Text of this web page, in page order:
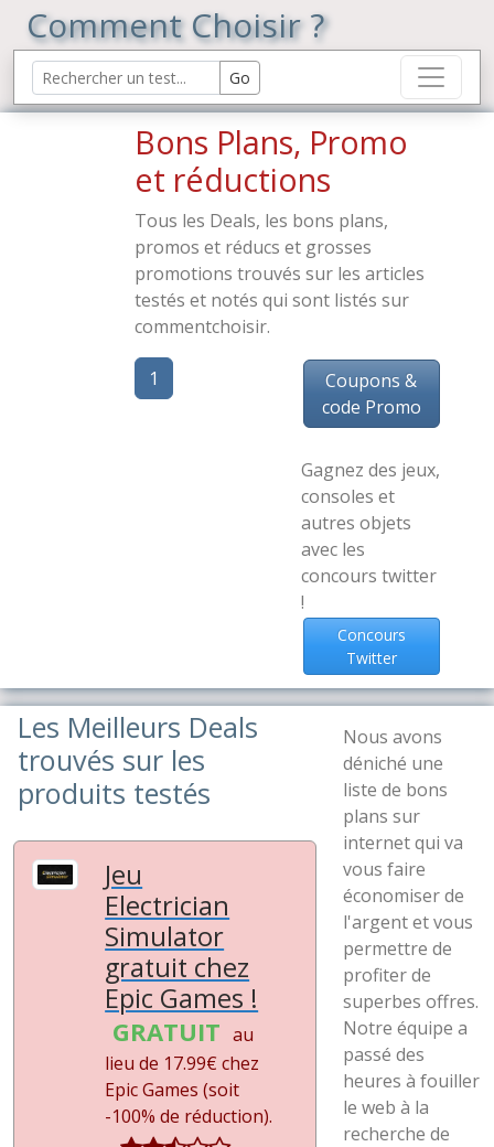
Comment Choisir ?
Bons Plans, Promo
et réductions
Tous les Deals, les bons plans,
promos et réducs et grosses
promotions trouvés sur les articles
testés et notés qui sont listés sur
commentchoisir.
1
Coupons &
code Promo
Gagnez des jeux,
consoles et
autres objets
avec les
concours twitter
!
Concours
Twitter
Les Meilleurs Deals
trouvés sur les
produits testés
Jeu
Electrician
Simulator
gratuit chez
Epic Games !
GRATUIT au
lieu de 17.99€ chez
Epic Games (soit
-100% de réduction).
Nous avons
déniché une
liste de bons
plans sur
internet qui va
vous faire
économiser de
l'argent et vous
permettre de
profiter de
superbes offres.
Notre équipe a
passé des
heures à fouiller
le web à la
recherche de